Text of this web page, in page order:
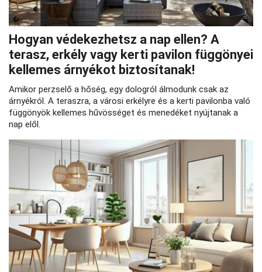
Hogyan védekezhetsz a nap ellen? A
terasz, erkély vagy kerti pavilon függönyei
kellemes árnyékot biztosítanak!
Amikor perzselő a hőség, egy dologról álmodunk csak az
árnyékról. A teraszra, a városi erkélyre és a kerti pavilonba való
függönyök kellemes hűvösséget és menedéket nyújtanak a
nap elől.